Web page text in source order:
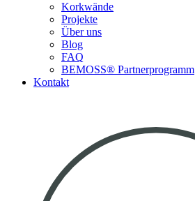
Korkwände
Projekte
Über uns
Blog
FAQ
BEMOSS® Partnerprogramm​
Kontakt